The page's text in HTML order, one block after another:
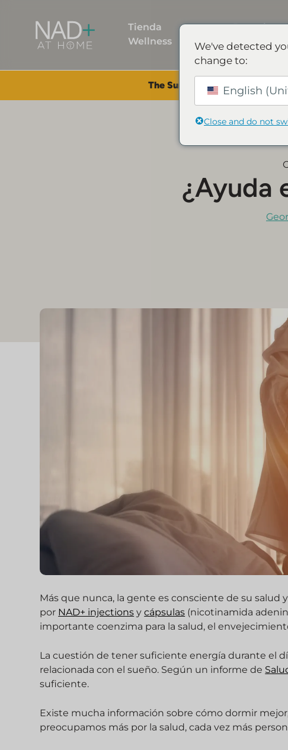
Tienda
Wellness
Descubra
NAD
The Summer Sale is Live.
¿Ayuda
Más que nunca, la gente es consciente de su salud
por NAD+ injections ycápsulas (nicotinamida
importante coenzima para la salud, el
La cuestión de tener suficiente energía durante el
relacionada con el sueño. Según un informe de
suficiente.
Existe mucha información sobre cómo dormir
preocupamos más por la salud, cada vez más
We've detected
change to:
English
Close and do not